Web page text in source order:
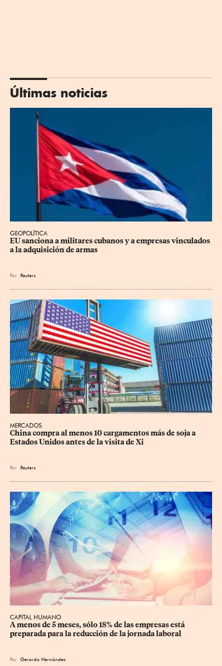
Últimas noticias
GEOPOLÍTICA
EU sanciona a militares cubanos y a empresas vinculados
a la adquisición de armas
Por Reuters
MERCADOS
China compra al menos 10 cargamentos más de soja a
Estados Unidos antes de la visita de Xi
Por Reuters
CAPITAL HUMANO
A menos de 5 meses, sólo 18% de las empresas está
preparada para la reducción de la jornada laboral
Por Gerardo Hernández